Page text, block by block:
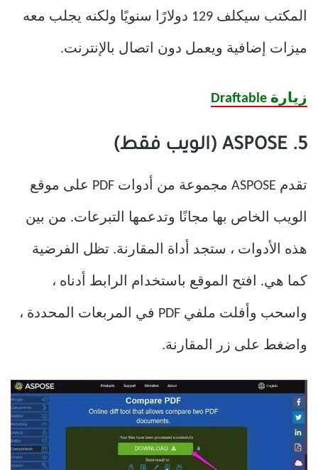
المكتب سيكلف 129 دولارًا سنويًا ولكنه يجلب معه
ميزات إضافية ويعمل دون اتصال بالإنترنت.
زيارة Draftable
5. ASPOSE (الويب فقط)
تقدم ASPOSE مجموعة من أدوات PDF على موقع
الويب الخاص بها مجانًا وتدعمها التبرعات. من بين
هذه الأدوات ، ستجد أداة المقارنة. تظل الفرضية
كما هي. افتح الموقع باستخدام الرابط أدناه ،
واسحب وأفلت ملفي PDF في المربعات المحددة ،
واضغط على زر المقارنة.